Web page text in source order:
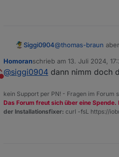
Siggi0904@thomas-braun
Nicht stören
Homoranschrieb am 13. Juli 2024,
zuletzt editiert von
@siggi0904 dann nimm doch
kein Support per PN! - Fragen im Forum
Das Forum freut sich über eine
der Installationsfixer: curl -fsL https://